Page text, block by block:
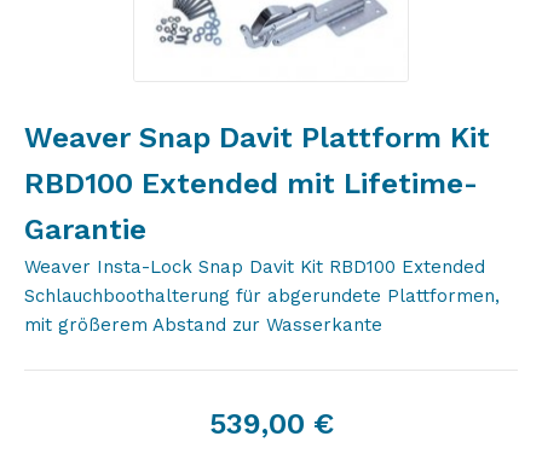
Weaver Snap Davit Plattform Kit
RBD100 Extended mit Lifetime-
Garantie
Weaver Insta-Lock Snap Davit Kit RBD100 Extended
Schlauchboothalterung für abgerundete Plattformen,
mit größerem Abstand zur Wasserkante
539,00 €